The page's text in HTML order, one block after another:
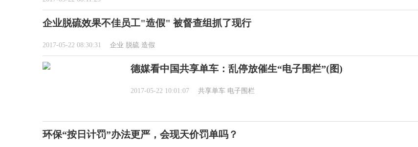
企业脱硫效果不佳员工"造假" 被督查组抓了现行
2017-05-22 08:30:31 企业 脱硫 造假
德媒看中国共享单车：乱停放催生“电子围栏”(图)
2017-05-22 10:01:07 共享单车 电子围栏
环保“按日计罚”办法更严，会现天价罚单吗？